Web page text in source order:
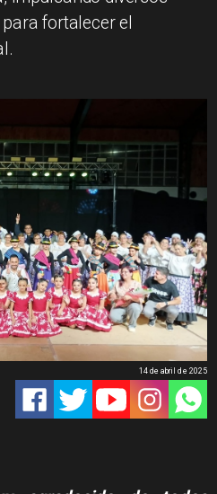
fortalecer el
14 de abril de 2025